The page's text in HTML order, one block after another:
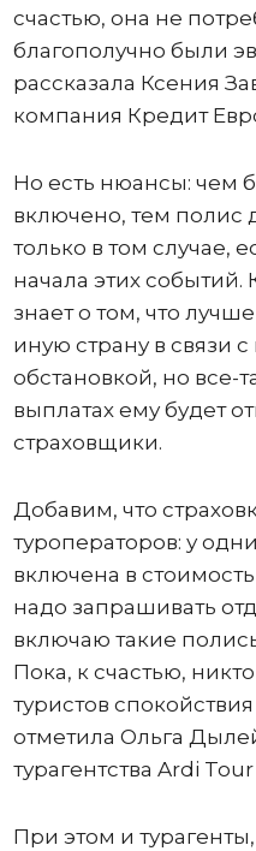
счастью, она не
благополучно были
рассказала Ксения
компания Кредит
Но есть нюансы: чем
включено, тем полис
только в том случае,
начала этих событий.
знает о том, что
иную страну в связи
обстановкой, но все-
выплатах ему будет
страховщики.
Добавим, что
туроператоров: у
включена в стоимость
надо запрашивать
включаю такие
Пока, к счастью,
туристов
отметила Ольга
турагентства Ardi
При этом и